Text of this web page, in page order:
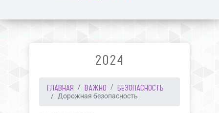
2024
ГЛАВНАЯ ВАЖНО БЕЗОПАСНОСТЬ
Дорожная безопасность